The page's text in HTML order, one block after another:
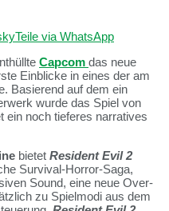
Teile via WhatsApp
Capcom das neue
Einblicke in eines der am
Basierend auf dem ein
wurde das Spiel von
ein noch tieferes narratives
bietet Resident Evil 2
Survival-Horror-Saga,
Sound, eine neue Over-
zu Spielmodi aus dem